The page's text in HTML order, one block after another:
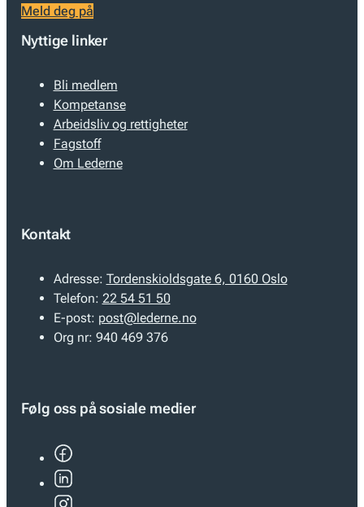
Meld deg på
Nyttige linker
Bli medlem
Kompetanse
Arbeidsliv og rettigheter
Fagstoff
Om Lederne
Kontakt
Adresse: Tordenskioldsgate 6, 0160 Oslo
Telefon: 22 54 51 50
E-post: post@lederne.no
Org nr: 940 469 376
Følg oss på sosiale medier